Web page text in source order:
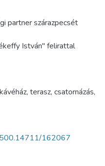
partner szárazpecsét
István" felirattal
kávéház, terasz, csatornázás,
162067